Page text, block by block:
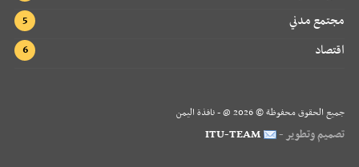
مجتمع مدني
اقتصاد
جميع الحقوق محفوظة ©2026 @ - نافذة اليمن
تصميم وتطوير - ITU-TEAM